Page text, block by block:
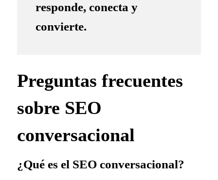
responde, conecta y
convierte.
Preguntas frecuentes
sobre SEO
conversacional
¿Qué es el SEO conversacional?